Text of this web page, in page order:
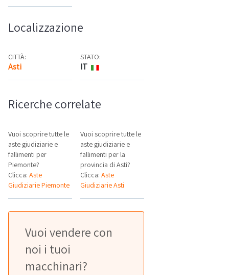
Localizzazione
CITTÀ:
Asti Mappa
STATO:
IT
Ricerche correlate
Vuoi scoprire tutte le
aste giudiziarie e
fallimenti per
Piemonte?
Clicca: Aste
Giudiziarie Piemonte
Vuoi scoprire tutte le
aste giudiziarie e
fallimenti per la
provincia di Asti?
Clicca:Aste
Giudiziarie Asti
Vuoi vendere con
noi i tuoi
macchinari?